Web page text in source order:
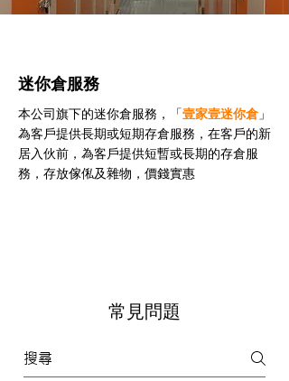
迷你倉服務
本公司旗下的迷你倉服務，「壹家壹迷你倉 」
為客戶提供長期或短期存倉服務，在客戶的新
居入伙前，為客戶提供短暫或長期的存倉服
務，存放傢俬及雜物，價錢實惠
常見問題